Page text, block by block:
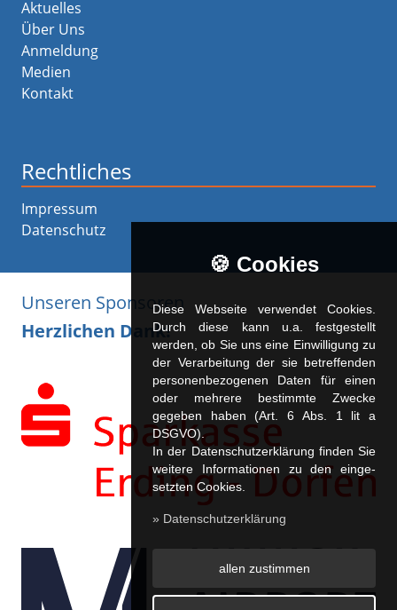
Aktuelles
Über Uns
Anmeldung
Medien
Kontakt
Rechtliches
Impressum
Datenschutz
Unseren Sponsoren
Herzlichen Dank!
🍪 Cookies
Diese Webseite verwendet Cookies.
Durch diese kann u.a. fest­ge­stellt
werden, ob Sie uns eine Einwilligung zu
der Verarbeitung der sie betreffenden
personenbezogenen Daten für einen
oder mehrere bestimmte Zwecke
gegeben haben (Art. 6 Abs. 1 lit a
DSGVO).
In der Datenschutzerklärung finden Sie
weitere Informationen zu den ein­ge­
setz­ten Cookies.
» Datenschutzerklärung
allen zustimmen